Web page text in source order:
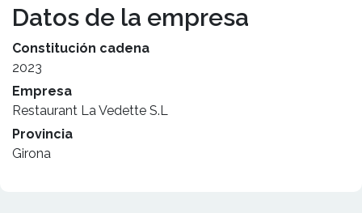
Datos de la empresa
Constitución cadena
2023
Empresa
Restaurant La Vedette S.L
Provincia
Girona